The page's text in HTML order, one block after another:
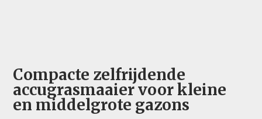
Compacte zelfrijdende
accugrasmaaier voor kleine
en middelgrote gazons